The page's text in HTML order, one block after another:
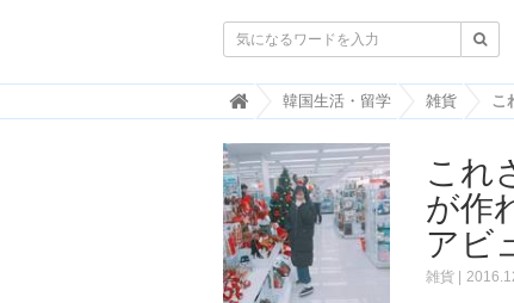
韓
国
ト
レ
ン
ド
情
報
・
韓
韓国生活・留学 雑貨
これ
が作
アビ
雑貨